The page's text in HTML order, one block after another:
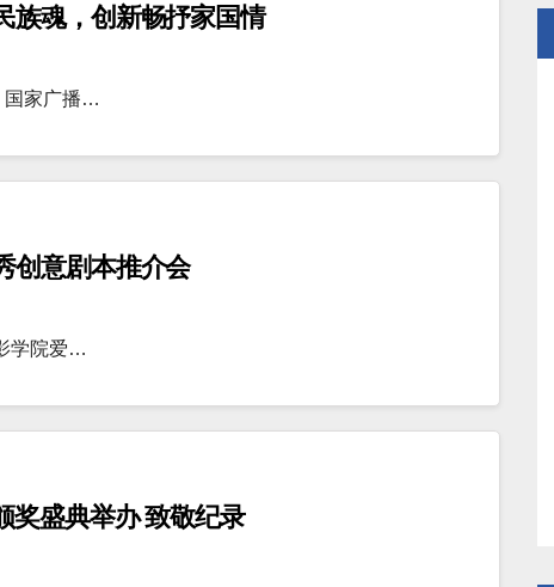
族魂，创新畅抒家国情
国家广播…
创意剧本推介会
学院爱…
盛典举办 致敬纪录